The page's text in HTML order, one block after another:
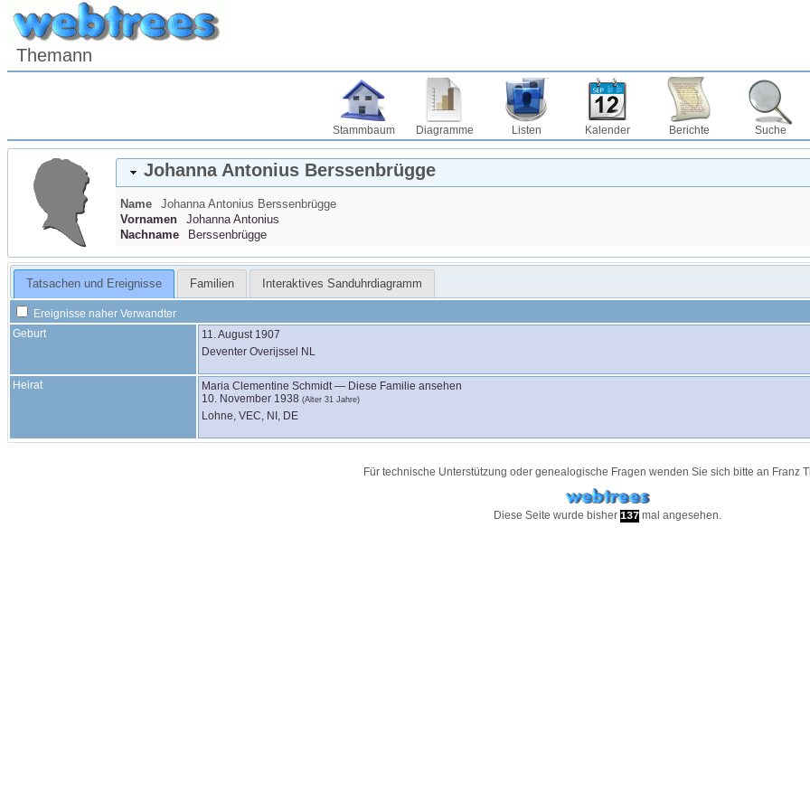
Themann
Stammbaum Diagramme Listen Kalender Berichte Suche
Johanna Antonius Berssenbrügge
Name Johanna Antonius Berssenbrügge
Vornamen
Johanna Antonius
Nachname
Berssenbrügge
Tatsachen und Ereignisse Familien Interaktives Sanduhrdiagramm
Ereignisse naher Verwandter
Geburt
11. August 1907
Deventer Overijssel NL
Heirat Maria Clementine Schmidt— Diese Familie ansehen
10. November 1938 (Alter 31 Jahre)
Lohne, VEC, NI, DE
Für technische Unterstützung oder genealogische Fragen wenden Sie sich bitte an Franz
Diese Seite wurde bisher 137 mal angesehen.